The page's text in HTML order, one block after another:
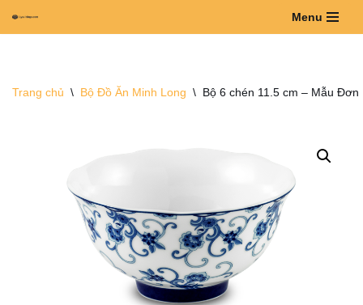
dung
Menu
Trang chủ \ Bộ Đồ Ăn Minh Long \ Bộ 6 chén 11.5 cm – Mẫu